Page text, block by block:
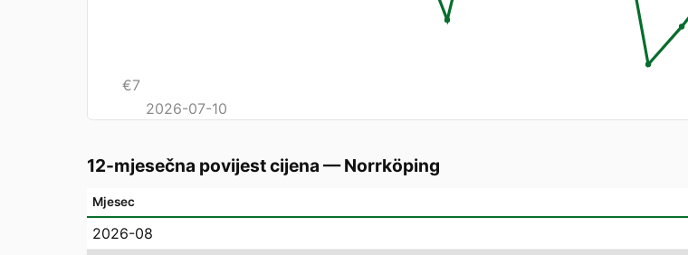
€7
2026-07-10
12-mjesečna povijest cijena —Norrköping
Mjesec
2026-08